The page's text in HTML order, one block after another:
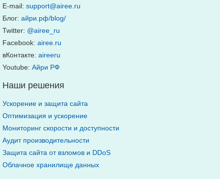
E-mail: support@airee.ru
Блог: айри.рф/blog/
Twitter: @airee_ru
Facebook: airee.ru
вКонтакте: aireeru
Youtube: Айри РФ
Наши решения
Ускорение и защита сайта
Оптимизация и ускорение
Мониторинг скорости и доступности
Аудит производительности
Защита сайта от взломов и DDoS
Облачное хранилище данных